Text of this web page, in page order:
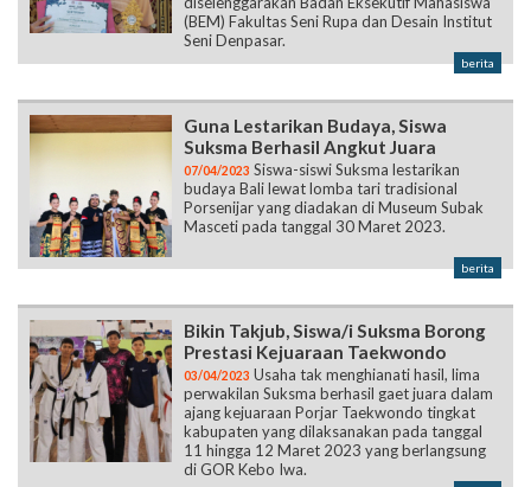
(BEM) Fakultas Seni Rupa dan Desain Institut
Seni Denpasar.
berita
Guna Lestarikan Budaya, Siswa
Suksma Berhasil Angkut Juara
07/04/2023 Siswa-siswi Suksma lestarikan
budaya Bali lewat lomba tari tradisional
Porsenijar yang diadakan di Museum Subak
Masceti pada tanggal 30 Maret 2023.
berita
Bikin Takjub, Siswa/i Suksma Borong
Prestasi Kejuaraan Taekwondo
03/04/2023 Usaha tak menghianati hasil, lima
perwakilan Suksma berhasil gaet juara dalam
ajang kejuaraan Porjar Taekwondo tingkat
kabupaten yang dilaksanakan pada tanggal
11 hingga 12 Maret 2023 yang berlangsung
di GOR Kebo Iwa.